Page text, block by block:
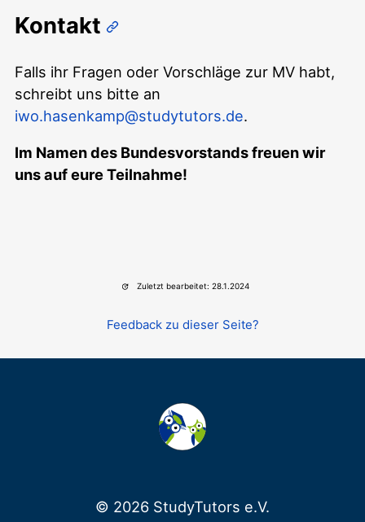
Kontakt
Falls ihr Fragen oder Vorschläge zur MV habt,
schreibt uns bitte an
iwo.hasenkamp@studytutors.de.
Im Namen des Bundesvorstands freuen wir
uns auf eure Teilnahme!
Zuletzt bearbeitet: 28.1.2024
Feedback zu dieser Seite?
© 2026 StudyTutors e.V.